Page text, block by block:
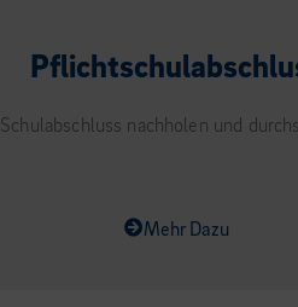
Schulabschluss nachholen und
Mehr Dazu